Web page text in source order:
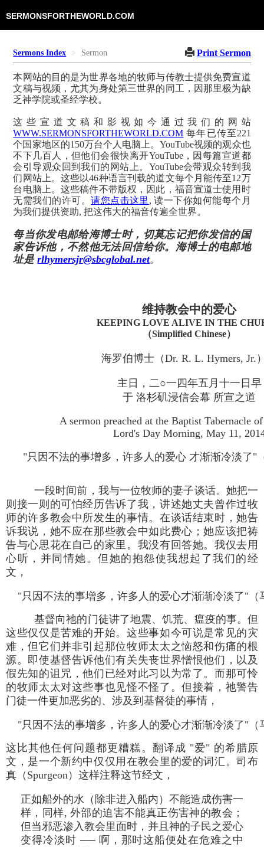
SERMONSFORTHEWORLD.COM
Sermons Index Sermon Print Sermon
本网站的目的是为世界各地的牧师与传教士提供免费宣道
文稿与视频，尤其为身处第三世界的同工，因那里极为缺
乏神学院或圣经学校。
这些宣道文稿和影视如今通过我们的网站
WWW.SERMONSFORTHEWORLD.COM 每年已传至221
个国家地区的150万台个人电脑上。YouTube视频的观众也
不下几百人，但他们会很快离开YouTube，因每篇宣道都
会引导观众回到我们的网站上。YouTube会带观众转到我
们网站上。这些以46种语言刊载的道文每个月能传至12万
台电脑上。这些稿件不带版权，因此，福音宣道士使用时
无需我们的许可。请您点击这里 , 读一下你如何能每个月
为我们提供资助, 把这伟大的福音传遍全世界。
每当你发电邮给海博士时，切莫忘记把你发信的国
家告诉他，不然他无法回信给你。海博士的电邮地
址是rlhymersjr@sbcglobal.net。
维持教会中的爱心
KEEPING LOVE ALIVE IN THE
（Simplified Chinese）
海罗伯博士（Dr. R. L. Hymers, Jr.
主日，二○一四年五月十一日早
于 洛杉矶浸信会幕 所宣之道
A sermon preached at the Baptist Tabernacle
Lord's Day Morning, May 11,
"只因不法的事增多，许多人的爱心 才渐渐冷淡了"
一段时间前，我与一位牧师的妻子谈话。她把一
则接一则的可怕经历告诉了我，讲述她丈夫曾作过牧
师的许多教会中所发生的事情。在谈话结束时，她告
诉我说，她不应在那些教会中如此费心；她应该把祷
告与心思花在自己的家里。我没有回答她。我仅去用
心听，并同情她。但她的抱怨使我想起了我们的经
文，
"只因不法的事增多，许多人的爱心才渐渐冷淡了"（
基督向祂的门徒讲了地震、饥荒、瘟疫的事。但
这些仅仅是苦难的开始。这些事如今可说是常见的灾
难，但它们并非引起那位牧师太太之恼怒和伤痛的根
源。即使基督告诉他们有关失丧世界憎恨他们，以及
假先知的诅咒，他们已经对此习以为常了。而那可怜
的牧师太太对这些事也见怪不怪了。但接着，祂警告
门徒一件更加恶劣的、涉及到基督徒的事情，
"只因不法的事增多，许多人的爱心才渐渐冷淡了"（
这比其他任何问题都更糟糕。翻译成 "爱" 的希腊原
文，是一个新约中仅仅用在教会里的爱的词汇。司布
真（Spurgeon）这样注释这节经文，
正如船外的水（除非进入船内）不能造成伤害一
样，同样, 外部的迫害不能真正伤害神的教会；
但当邪恶渗入教会里面时，并且神的子民之爱心
变得冷淡时 ── 啊，那时这船便处在危难之中